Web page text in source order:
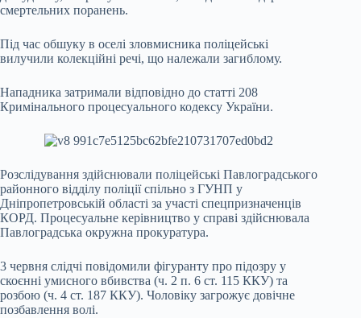
смертельних поранень.
Під час обшуку в оселі зловмисника поліцейські
вилучили колекційні речі, що належали загиблому.
Нападника затримали відповідно до статті 208
Кримінального процесуального кодексу України.
Розслідування здійснювали поліцейські Павлоградського
районного відділу поліції спільно з ГУНП у
Дніпропетровській області за участі спецпризначенців
КОРД. Процесуальне керівництво у справі здійснювала
Павлоградська окружна прокуратура.
3 червня слідчі повідомили фігуранту про підозру у
скоєнні умисного вбивства (ч. 2 п. 6 ст. 115 ККУ) та
розбою (ч. 4 ст. 187 ККУ). Чоловіку загрожує довічне
позбавлення волі.